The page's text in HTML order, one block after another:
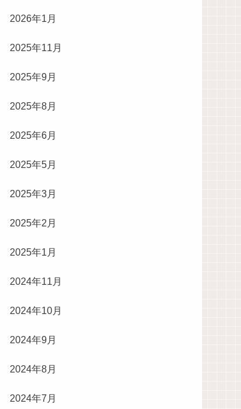
2026年1月
2025年11月
2025年9月
2025年8月
2025年6月
2025年5月
2025年3月
2025年2月
2025年1月
2024年11月
2024年10月
2024年9月
2024年8月
2024年7月